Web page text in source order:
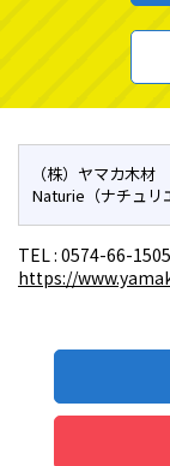
（株）ヤマカ木材
Naturie（ナチュリ
TEL : 0574-66-1505
https://